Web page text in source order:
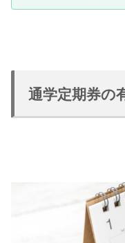
通学定期券の